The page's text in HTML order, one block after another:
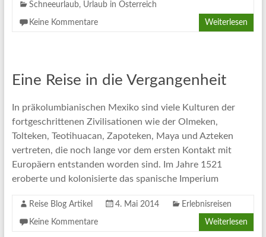
Schneeurlaub, Urlaub in Österreich
Keine Kommentare Weiterlesen
Eine Reise in die Vergangenheit
In präkolumbianischen Mexiko sind viele Kulturen der
fortgeschrittenen Zivilisationen wie der Olmeken,
Tolteken, Teotihuacan, Zapoteken, Maya und Azteken
vertreten, die noch lange vor dem ersten Kontakt mit
Europäern entstanden worden sind. Im Jahre 1521
eroberte und kolonisierte das spanische Imperium
Reise Blog Artikel 4. Mai 2014 Erlebnisreisen
Keine Kommentare Weiterlesen